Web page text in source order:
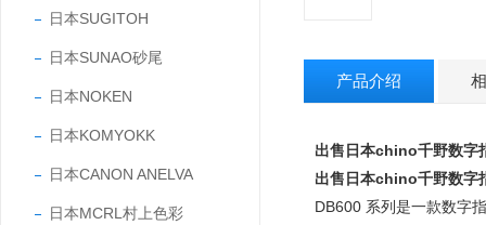
日本SUGITOH
日本SUNAO砂尾
日本NOKEN
日本KOMYOKK
日本CANON ANELVA
日本MCRL村上色彩
产品介绍
出售日本chino千野数字
出售日本chino千野数字
DB600 系列是一款数字